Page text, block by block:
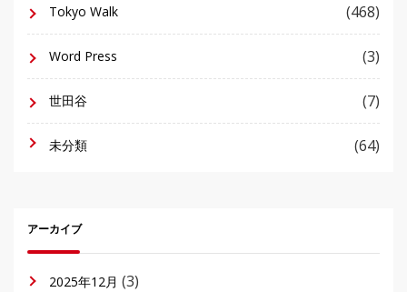
Tokyo Walk (468)
Word Press (3)
世田谷 (7)
未分類 (64)
アーカイブ
2025年12月 (3)